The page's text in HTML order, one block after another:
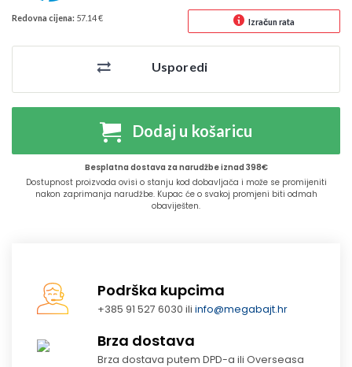
Redovna cijena: 57.14 € Izračun rata
Usporedi
Dodaj u košaricu
Besplatna dostava za narudžbe iznad 398€
Dostupnost proizvoda ovisi o stanju kod dobavljača i može se promijeniti
nakon zaprimanja narudžbe. Kupac će o svakoj promjeni biti odmah
obaviješten.
Podrška kupcima
+385 91 527 6030 iliinfo@megabajt.hr
Brza dostava
Brza dostava putem DPD-a ili Overseasa